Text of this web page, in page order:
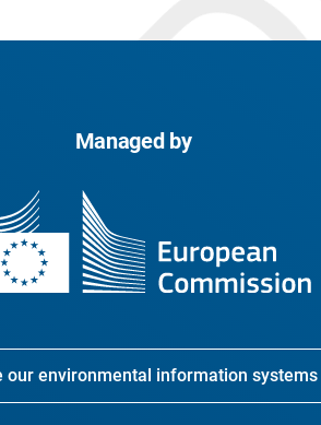
Managed by
our environmental information systems